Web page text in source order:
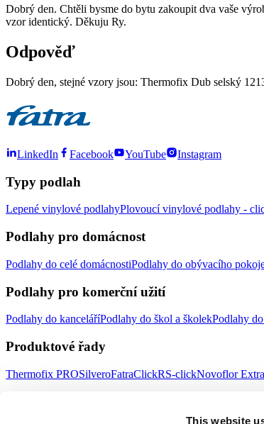
This website
Dobrý den. Chtěli bysme do bytu zakoupit dva vaše
vzor identický. Děkuju Ry.
Odpověď
Dobrý den, stejné vzory jsou: Thermofix Dub selský
LinkedIn Facebook YouTube Instagram
Typy podlah
Lepené vinylové podlahyPlovoucí vinylové podlahy -
Podlahy pro domácnost
Podlahy do celé domácnostiPodlahy do obývacího
Podlahy pro komerční užití
Podlahy do kanceláříPodlahy do škol a školekPodlahy
Produktové řady
Thermofix PROSilveroFatraClickRS-clickNovoflor Extra